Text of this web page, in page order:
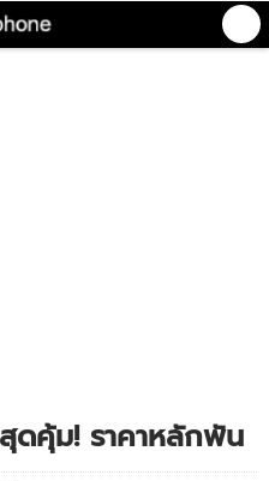
ดคุ้ม! ราคาหลักพัน